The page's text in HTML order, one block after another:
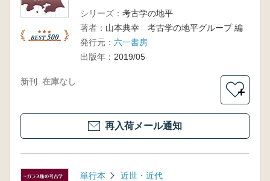
シリーズ： 考古学の地平
著者： 山本典幸 考古学の地平グループ 編
発行元： 六一書房
出版年： 2019/05
新刊 在庫なし
＋
再入荷メール通知
単行本 近世・近代